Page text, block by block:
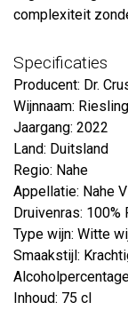
complexiteit
Specificaties
Producent: Dr.
Wijnnaam:
Jaargang: 2022
Land: Duitsland
Regio: Nahe
Appellatie: Nahe
Druivenras: 100%
Type wijn: Witte
Smaakstijl:
Inhoud: 75 cl